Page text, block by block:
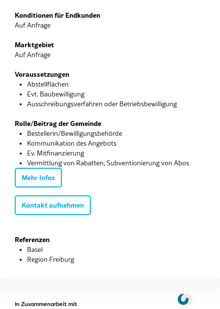
Konditionen für Endkunden
Auf Anfrage
Marktgebiet
Auf Anfrage
Voraussetzungen
Abstellflächen
Evt. Baubewilligung
Ausschreibungsverfahren oder Betriebsbewilligung
Rolle/Beitrag der Gemeinde
Bestellerin/Bewilligungsbehörde
Kommunikation des Angebots
Ev. Mitfinanzierung
Vermittlung von Rabatten, Subventionierung von Abos
Mehr Infos
Kontakt aufnehmen
Referenzen
Basel
Region Freiburg
In Zusammenarbeit mit